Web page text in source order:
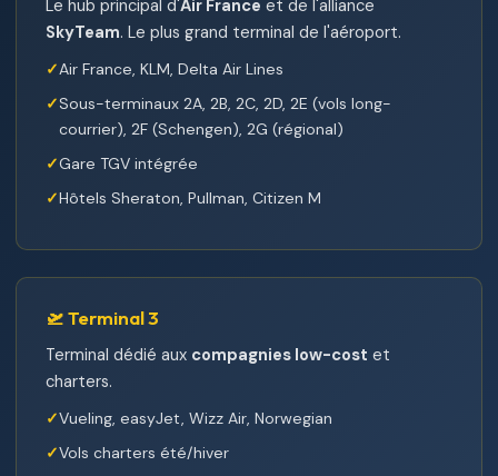
Le hub principal d'Air France et de l'alliance
SkyTeam. Le plus grand terminal de l'aéroport.
Air France, KLM, Delta Air Lines
Sous-terminaux 2A, 2B, 2C, 2D, 2E (vols long-
courrier), 2F (Schengen), 2G (régional)
Gare TGV intégrée
Hôtels Sheraton, Pullman, Citizen M
🛫 Terminal 3
Terminal dédié aux compagnies low-cost et
charters.
Vueling, easyJet, Wizz Air, Norwegian
Vols charters été/hiver